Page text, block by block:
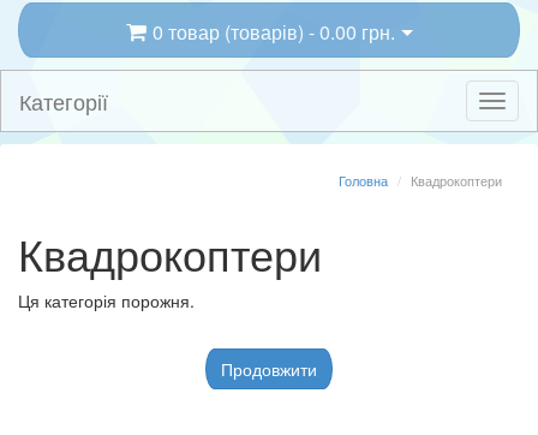
0 товар (товарів) - 0.00 грн.
Категорії
Головна Квадрокоптери
Квадрокоптери
Ця категорія порожня.
Продовжити